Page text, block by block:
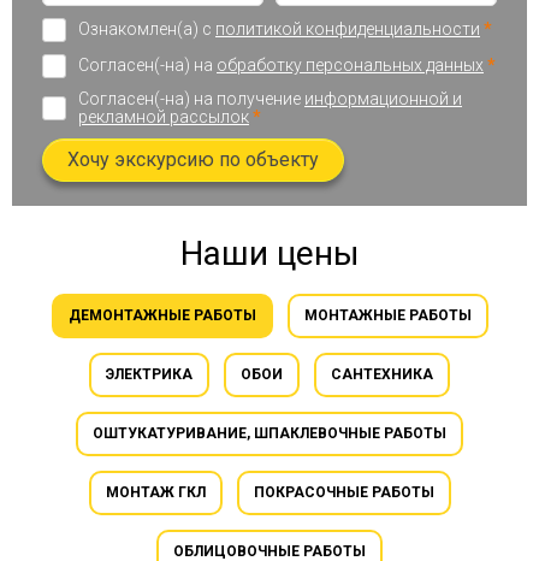
Ознакомлен(а) с политикой конфиденциальности *
Согласен(-на) на обработку персональных данных *
Согласен(-на) на получение информационной и
рекламной рассылок*
Хочу экскурсию по объекту
Наши цены
ДЕМОНТАЖНЫЕ РАБОТЫ МОНТАЖНЫЕ РАБОТЫ
ЭЛЕКТРИКА ОБОИ САНТЕХНИКА
ОШТУКАТУРИВАНИЕ, ШПАКЛЕВОЧНЫЕ РАБОТЫ
МОНТАЖ ГКЛ ПОКРАСОЧНЫЕ РАБОТЫ
ОБЛИЦОВОЧНЫЕ РАБОТЫ